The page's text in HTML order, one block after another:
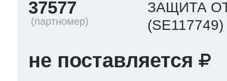
37577
ЗАЩИТА
(SE117749)
не поставляется